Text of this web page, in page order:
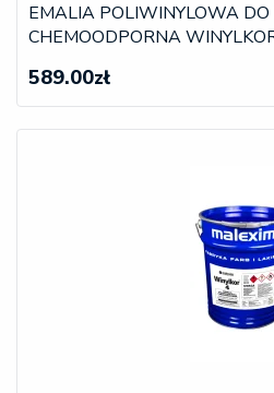
EMALIA POLIWINYLOWA
CHEMOODPORNA
589.00zł